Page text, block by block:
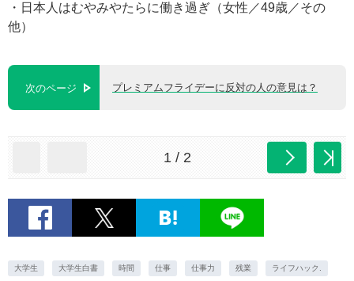
・日本人はむやみやたらに働き過ぎ（女性／49歳／その
他）
次のページ プレミアムフライデーに反対の人の意見は？
1 / 2
大学生 大学生白書 時間 仕事 仕事力 残業 ライフハック.